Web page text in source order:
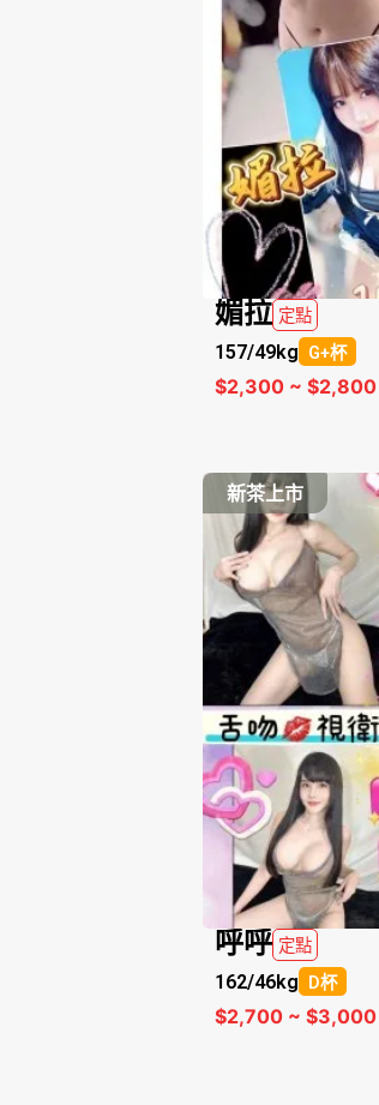
媚拉 定點
157/49kg G+杯
$2,300 ~ $2,800
新茶上市
呼呼 定點
162/46kg D杯
$2,700 ~ $3,000